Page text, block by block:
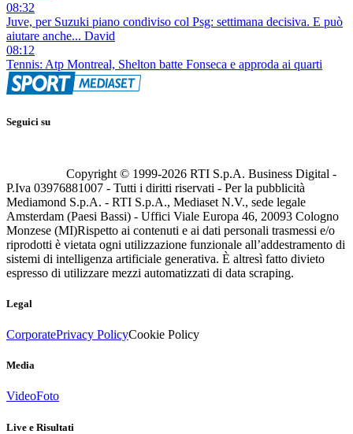
08:32
Juve, per Suzuki piano condiviso col Psg: settimana decisiva. E può
aiutare anche... David
08:12
Tennis: Atp Montreal, Shelton batte Fonseca e approda ai quarti
Seguici su
Copyright © 1999-2026 RTI S.p.A. Business Digital -
P.Iva 03976881007 - Tutti i diritti riservati - Per la pubblicità
Mediamond S.p.A. - RTI S.p.A., Mediaset N.V., sede legale
Amsterdam (Paesi Bassi) - Uffici Viale Europa 46, 20093 Cologno
Monzese (MI)Rispetto ai contenuti e ai dati personali trasmessi e/o
riprodotti è vietata ogni utilizzazione funzionale all’addestramento di
sistemi di intelligenza artificiale generativa. È altresì fatto divieto
espresso di utilizzare mezzi automatizzati di data scraping.
Legal
CorporatePrivacy PolicyCookie Policy
Media
VideoFoto
Live e Risultati